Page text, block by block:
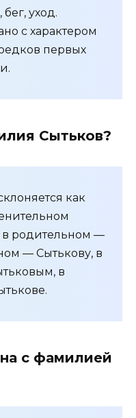
уход.
с характером
первых
Сытьков?
как
родительном —
— Сытькову, в
в
с фамилией